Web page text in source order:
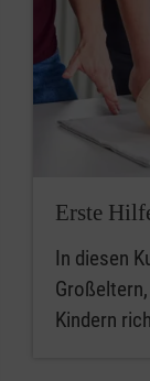
Erste
In diesen
Kindern